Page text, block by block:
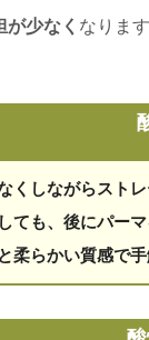
が少なく なります
くしながらスト
ても、後にパー
柔らかい質感で